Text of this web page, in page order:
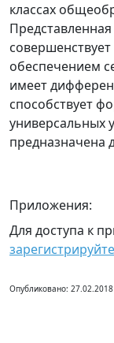
классах
обеспечением
имеет
способствует
универсальных
предназначена
Приложения:
Для доступа к
Опубликовано: 27.02.2018